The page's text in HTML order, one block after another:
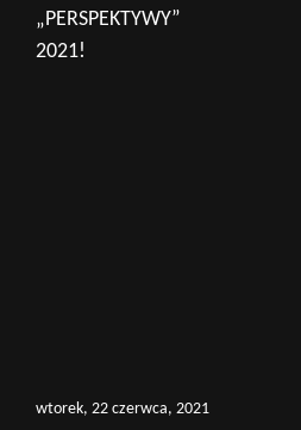
„PERSPEKTYWY”
2021!
wtorek, 22 czerwca, 2021